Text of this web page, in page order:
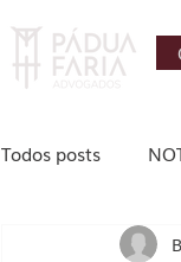
Todos posts
AGRONEGÓCIO